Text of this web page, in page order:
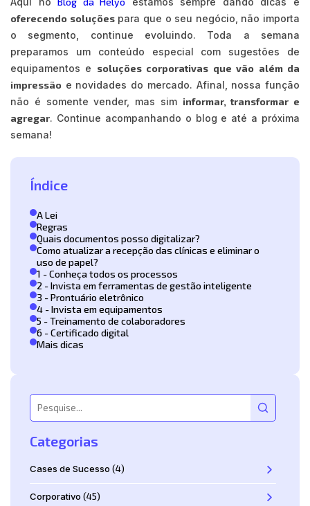
oferecendo soluçõespara que o seu negócio, não importa
o segmento, continue evoluindo. Toda a semana
preparamos um conteúdo especial com sugestões de
equipamentos e soluções corporativas que vão além da
impressão e novidades do mercado. Afinal, nossa função
não é somente vender, mas sim informar, transformar e
agregar. Continue acompanhando o blog e até a próxima
semana!
Índice
A Lei
Regras
Quais documentos posso digitalizar?
Como atualizar a recepção das clínicas e eliminar o
uso de papel?
1 - Conheça todos os processos
2 - Invista em ferramentas de gestão inteligente
3 - Prontuário eletrônico
4 - Invista em equipamentos
5 - Treinamento de colaboradores
6 - Certificado digital
Mais dicas
Categorias
Cases de Sucesso (4)
Corporativo (45)